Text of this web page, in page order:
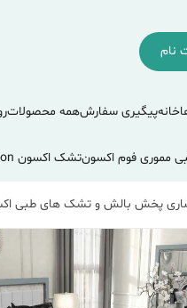
نام
خانهپیگیری سفارشهمه محصولات
مموری فوم اکسونتشک اکسون axon
پخش بالش و تشک های طبی